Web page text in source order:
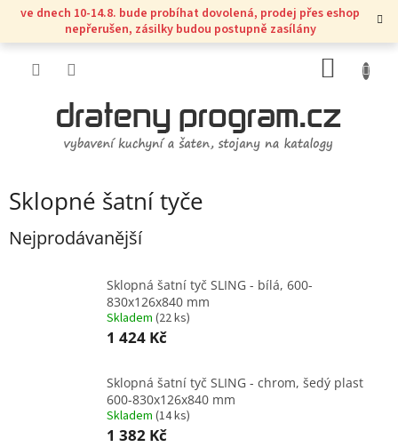
Přejít
obsah
ve dnech 10-14.8. bude probíhat dovolená, prodej přes eshop
nepřerušen, zásilky budou postupně zasílány
KOŠÍK
Sklopné šatní tyče
Nejprodávanější
Sklopná šatní tyč SLING - bílá, 600-
830x126x840 mm
Skladem (22 ks)
1 424 Kč
Sklopná šatní tyč SLING - chrom, šedý plast
600-830x126x840 mm
Skladem (14 ks)
1 382 Kč